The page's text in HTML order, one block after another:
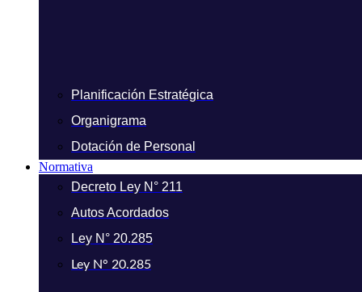
Planificación Estratégica
Organigrama
Dotación de Personal
Normativa
Decreto Ley N° 211
Autos Acordados
Ley N° 20.285
Ley N° 20.285